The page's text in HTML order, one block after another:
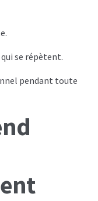
se répètent.
pendant toute